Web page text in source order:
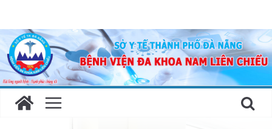
content